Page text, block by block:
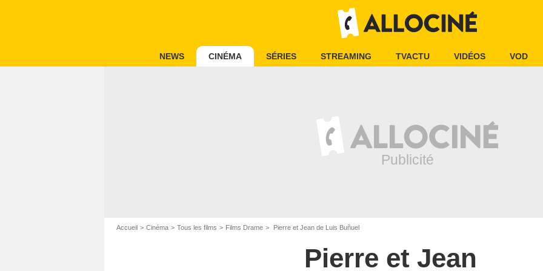
NEWS CINÉMA SÉRIES STREAMING TVACTU VIDÉOS VOD
Accueil Cinéma Tous les films Films Drame Pierre et Jean de Luis Buñuel
Pierre et Jean